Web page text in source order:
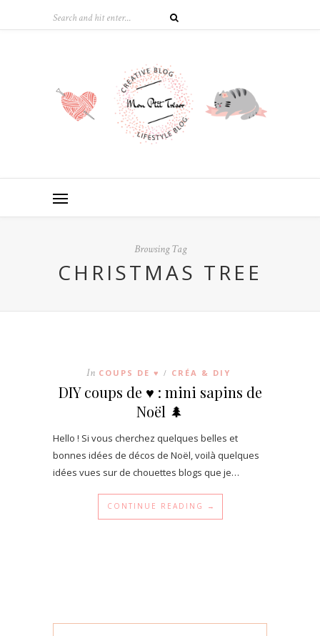
Browsing Tag
CHRISTMAS TREE
In COUPS DE ♥ / CRÉA & DIY
DIY coups de ♥ : mini sapins de
Noël 🌲
Hello ! Si vous cherchez quelques belles et
bonnes idées de décos de Noël, voilà quelques
idées vues sur de chouettes blogs que je…
CONTINUE READING →